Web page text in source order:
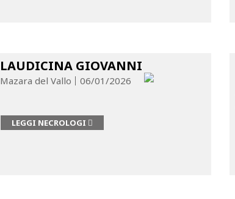
LAUDICINA GIOVANNI
Mazara del Vallo 06/01/2026
LEGGI NECROLOGI